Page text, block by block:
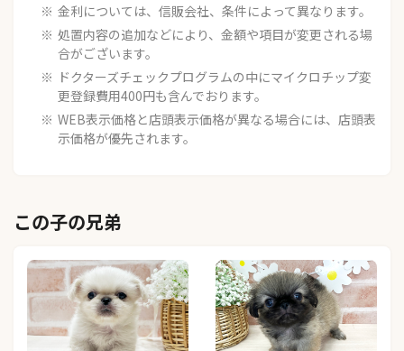
金利については、信販会社、条件によって異なります。
処置内容の追加などにより、金額や項目が変更される場
合がございます。
ドクターズチェックプログラムの中にマイクロチップ変
更登録費用400円も含んでおります。
WEB表示価格と店頭表示価格が異なる場合には、店頭表
示価格が優先されます。
この子の兄弟